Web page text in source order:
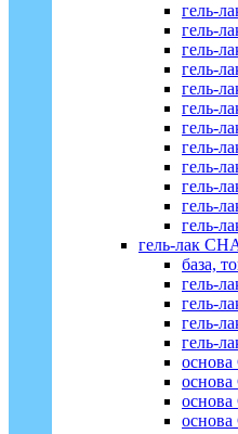
гель-
гель-
гель-
гель-
гель-
гель-
гель-
гель-
гель-
гель-
гель-
гель-
гель-лак
база,
гель-
гель-
гель-
гель-